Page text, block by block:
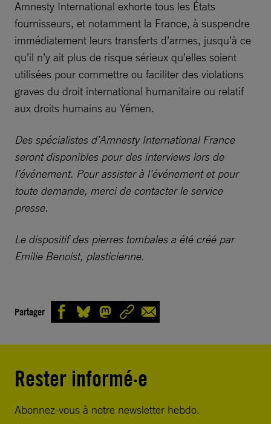
Amnesty International exhorte tous les États
fournisseurs, et notamment la France, à suspendre
immédiatement leurs transferts d’armes, jusqu’à ce
qu’il n’y ait plus de risque sérieux qu’elles soient
utilisées pour commettre ou faciliter des violations
graves du droit international humanitaire ou relatif
aux droits humains au Yémen.
Des spécialistes d’Amnesty International France
seront disponibles pour des interviews lors de
l’événement. Pour assister à l’événement et pour
toute demande, merci de contacter le service
presse.
Le dispositif des pierres tombales a été créé par
Emilie Benoist, plasticienne.
Partager
Rester informé·e
Abonnez-vous à notre newsletter hebdo.